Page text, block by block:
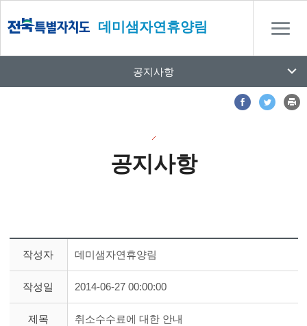
데미샘자연휴양림
공지사항
공지사항
작성자 데미샘자연휴양림
작성일 2014-06-27 00:00:00
제목 취소수수료에 대한 안내